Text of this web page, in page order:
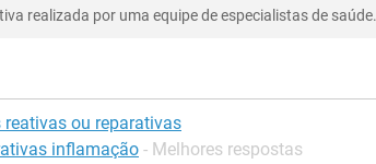
realizada por uma equipe de especialistas de saúde.
reativas ou reparativas
inflamação - Melhores respostas